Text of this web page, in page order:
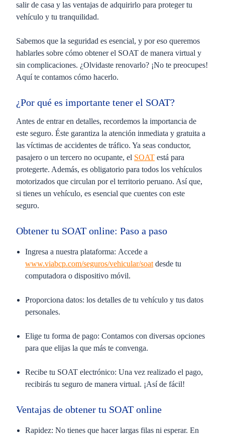
salir de casa y las ventajas de adquirirlo para proteger tu
vehículo y tu tranquilidad.
Sabemos que la seguridad es esencial, y por eso queremos
hablarles sobre cómo obtener el SOAT de manera virtual y
sin complicaciones. ¿Olvidaste renovarlo? ¡No te preocupes!
Aquí te contamos cómo hacerlo.
¿Por qué es importante tener el SOAT?
Antes de entrar en detalles, recordemos la importancia de
este seguro. Éste garantiza la atención inmediata y gratuita a
las víctimas de accidentes de tráfico. Ya seas conductor,
pasajero o un tercero no ocupante, el SOAT está para
protegerte. Además, es obligatorio para todos los vehículos
motorizados que circulan por el territorio peruano. Así que,
si tienes un vehículo, es esencial que cuentes con este
seguro.
Obtener tu SOAT online: Paso a paso
Ingresa a nuestra plataforma: Accede a
www.viabcp.com/seguros/vehicular/soat desde tu
computadora o dispositivo móvil.
Proporciona datos: los detalles de tu vehículo y tus datos
personales.
Elige tu forma de pago: Contamos con diversas opciones
para que elijas la que más te convenga.
Recibe tu SOAT electrónico: Una vez realizado el pago,
recibirás tu seguro de manera virtual. ¡Así de fácil!
Ventajas de obtener tu SOAT online
Rapidez: No tienes que hacer largas filas ni esperar. En